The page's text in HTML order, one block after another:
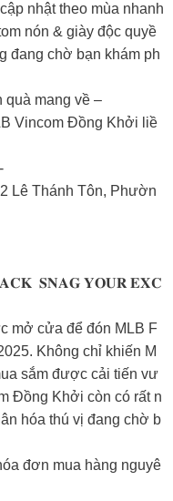
nhật theo mùa nhanh
nón & giày độc quyề
đang chờ bạn khám ph
quà mang về –
Vincom Đồng Khởi liề
Lê Thánh Tôn, Phườn
𝐒𝐍𝐀𝐆 𝐘𝐎𝐔𝐑 𝐄𝐗𝐂
mở cửa để đón MLB F
Không chỉ khiến M
sắm được cải tiến vư
Đồng Khởi còn có rất n
hóa thú vị đang chờ b
đơn mua hàng nguyê